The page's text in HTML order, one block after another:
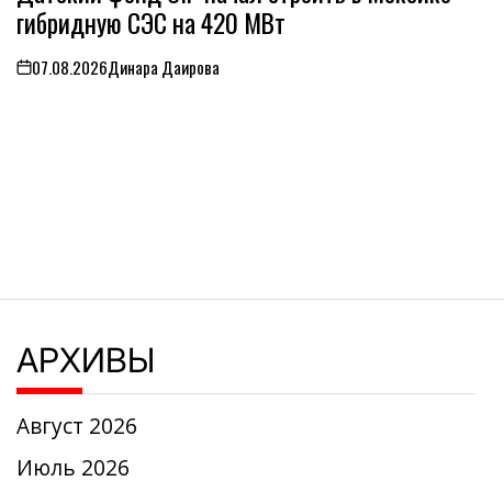
гибридную СЭС на 420 МВт
on07.08.2026Динара Даирова
АРХИВЫ
Август 2026
Июль 2026